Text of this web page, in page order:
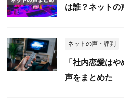
は誰？ネットの
ネットの声・評判
「社内恋愛は
声をまとめた